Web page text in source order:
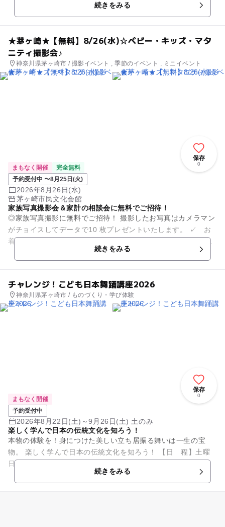
続きをみる
★茅ヶ崎★【無料】8/26(水)☆ベビー・キッズ・マタ
ニティ撮影会♪
神奈川県茅ヶ崎市 / 撮影イベント , 季節のイベント , ミニイベント
保存
0
まもなく開催
完全無料
予約受付中 〜8月25日(火)
2026年8月26日(水)
茅ヶ崎市民文化会館
家族写真撮影会＆家計の相談会に無料でご招待！
◎家族写真撮影に無料でご招待！ 撮影したお写真はカメラマン
がチョイスしてデータで10 枚プレゼントいたします。 ✓ お
着換えや衣装替えなども大歓迎！貸し切りでたっぷり撮影いた
続きをみる
チャレンジ！こども日本舞踊講座2026
神奈川県茅ヶ崎市 / ものづくり・学び体験
保存
0
まもなく開催
予約受付中
2026年8月22日(土)～9月26日(土) 土のみ
楽しく学んで日本の伝統文化を知ろう！
本物の体験を！身につけた美しい立ち居振る舞いは一生の宝
物。 楽しく学んで日本の伝統文化を知ろう！ 【日 程】土曜
日(全6回) 8/22(土)・8/29(土)・9/5(土)・9/12(土)...
続きをみる